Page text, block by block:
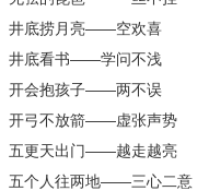
井底捞月亮——空欢喜
井底看书——学问不浅
开会抱孩子——两不误
开弓不放箭——虚张声势
五更天出门——越走越亮
五个人往两地——三心二意